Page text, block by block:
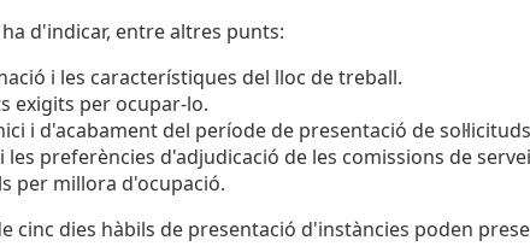
d'indicar, entre altres punts:
i les característiques del lloc de treball.
exigits per ocupar-lo.
i d'acabament del període de presentació de
les preferències d'adjudicació de les comissions de
per millora d'ocupació.
cinc dies hàbils de presentació d'instàncies poden